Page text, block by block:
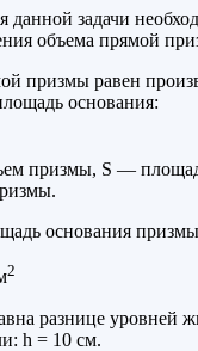
данной задачи
объема прямой
призмы равен
основания:
призмы, S —
основания
2
разнице уровней
h = 10 см.